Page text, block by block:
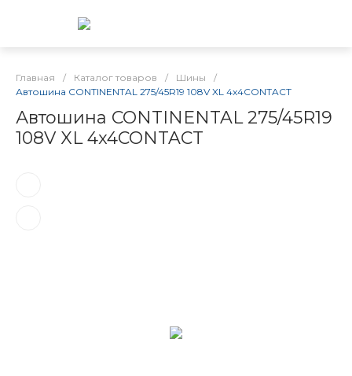
Главная / Каталог товаров / Шины
/
Автошина CONTINENTAL 275/45R19 108V XL 4x4CONTACT
Автошина CONTINENTAL 275/45R19
108V XL 4x4CONTACT